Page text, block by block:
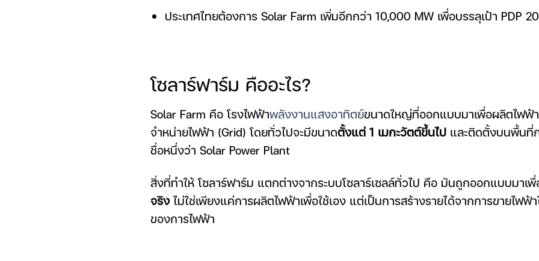
ประเทศไทยต้องการ Solar Farm เพิ่มอีกกว่า 10,000 MW เพื่อบรรลุเป้า PDP
โซลาร์ฟาร์ม คืออะไร?
Solar Farm คือ โรงไฟฟ้าพลังงานแสงอาทิตย์ขนาดใหญ่ที่ออกแบบมาเพื่อผลิตไฟฟ้
จำหน่ายไฟฟ้า (Grid) โดยทั่วไปจะมีขนาดตั้งแต่ 1 เมกะวัตต์ขึ้นไปและติดตั้งบนพื้นที่
ชื่อหนึ่งว่า Solar Power Plant
สิ่งที่ทำให้ โซลาร์ฟาร์ม แตกต่างจากระบบโซลาร์เซลล์ทั่วไป คือ มันถูกออกแบบมาเ
จริงไม่ใช่เพียงแค่การผลิตไฟฟ้าเพื่อใช้เอง แต่เป็นการสร้างรายได้จากการขายไฟฟ้
ของการไฟฟ้า